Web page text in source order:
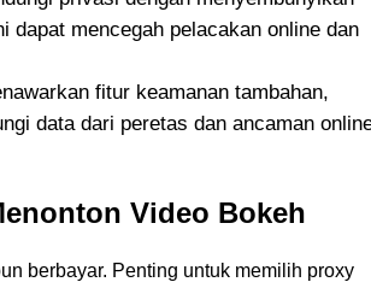
mencegah pelacakan online dan
fitur keamanan tambahan,
data dari peretas dan ancaman
Video Bokeh
berbayar. Penting untuk memilih proxy